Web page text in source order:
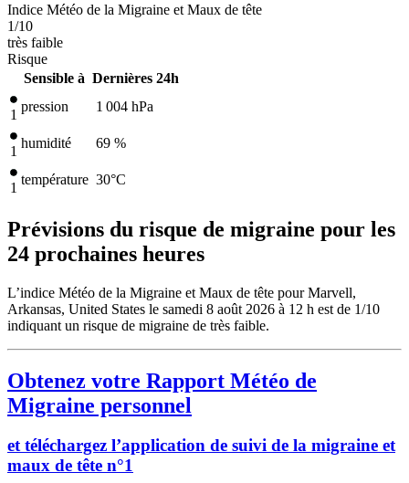
Indice Météo de la Migraine et Maux de tête
1/10
très faible
Risque
Sensible à Dernières 24h
1
pression 1 004 hPa
1
humidité 69 %
1
température 30°C
Prévisions du risque de migraine pour les
24 prochaines heures
L’indice Météo de la Migraine et Maux de tête pour Marvell,
Arkansas, United States le samedi 8 août 2026 à 12 h est de 1/10
indiquant un risque de migraine de très faible.
Obtenez votre Rapport Météo de
Migraine personnel
et téléchargez l’application de suivi de la migraine et
maux de tête n°1